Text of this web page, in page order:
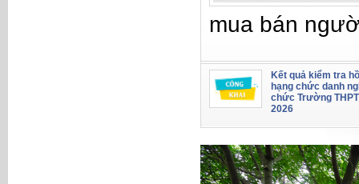
mua bán
Kết quả kiểm tra
hạng chức danh
chức Trường
2026